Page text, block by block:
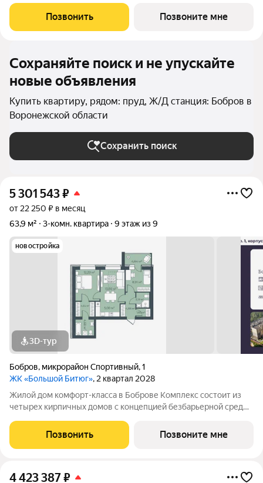
пожилых людей и родителей с колясками. Функциональное
использование квадратных
Позвонить Позвоните мне
Сохраняйте поиск и не упускайте
новые объявления
Купить квартиру, рядом: пруд, Ж/Д станция: Бобров в
Воронежской области
Сохранить поиск
5 301 543₽
от 22 250 ₽ в месяц
63,9 м²
3-комн. квартира 9 этаж из 9
новостройка
3D-тур
Бобров, микрорайон Спортивный,1
ЖК «Большой Битюг», 2 квартал 2028
Жилой дом комфорт-класса в Боброве Комплекс состоит из
четырех кирпичных домов с концепцией безбарьерной среды,
пожилых людей и родителей с колясками. Функциональное
использование квадратных
Позвонить Позвоните мне
4 423 387₽